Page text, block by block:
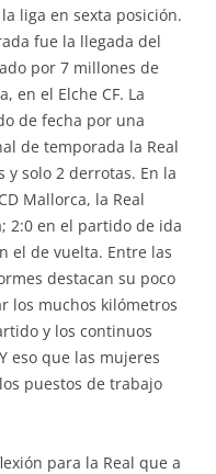
liga en sexta posición.
fue la llegada del
por 7 millones de
en el Elche CF. La
de fecha por una
de temporada la Real
y solo 2 derrotas. En la
Mallorca, la Real
2:0 en el partido de ida
el de vuelta. Entre las
destacan su poco
los muchos kilómetros
y los continuos
eso que las mujeres
puestos de trabajo
para la Real que a